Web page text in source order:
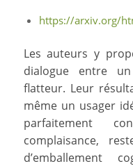
https://arxiv.org/
Les auteurs y
dialogue entre
flatteur. Leur
même un usager
parfaitement
complaisance,
d’emballement